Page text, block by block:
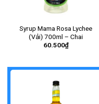
Syrup Mama Rosa Lychee
(Vải) 700ml – Chai
60.500₫